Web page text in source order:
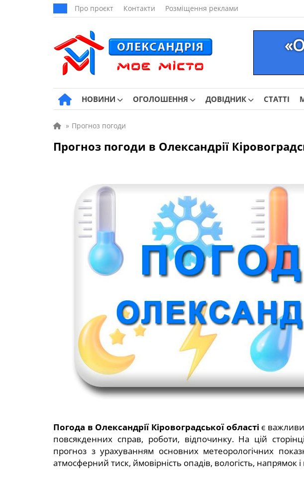
Про проєкт Контакти Розміщення реклами
НОВИНИ ОГОЛОШЕННЯ ДОВІДНИК СТАТТІ
» Прогноз погоди
Прогноз погоди в Олександрії
Погода в Олександрії Кіровоградської області є
повсякденних справ, роботи, відпочинку. На цій
прогноз з урахуванням основних метеорологічних
атмосферний тиск, ймовірність опадів, вологість, напрямок і